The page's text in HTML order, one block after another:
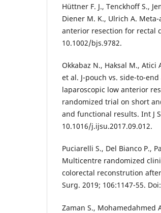
Hüttner F. J., Tenckhoff S.,
Diener M. K., Ulrich A.
anterior resection for rectal
10.1002/bjs.9782.
Okkabaz N., Haksal M., Atici
et al. J-pouch vs. side-to-
laparoscopic low anterior
randomized trial on short
and functional results. Int J
10.1016/j.ijsu.2017.09.012.
Puciarelli S., Del Bianco P.,
Multicentre randomized
colorectal reconstrution
Surg. 2019; 106:1147-55.
Zaman S., Mohamedahmed